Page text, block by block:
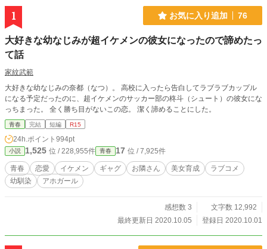
1 お気に入り追加 76
大好きな幼なじみが超イケメンの彼女になったので諦めたっ
て話
家紋武範
大好きな幼なじみの奈都（なつ）。 高校に入ったら告白してラブラブカップル
になる予定だったのに、超イケメンのサッカー部の柊斗（シュート）の彼女にな
っちまった。 全く勝ち目がないこの恋。 潔く諦めることにした。
青春 完結 短編 R15
24h.ポイント 994pt
小説 1,525 位 / 228,955件 青春 17 位 / 7,925件
青春 恋愛 イケメン ギャグ お隣さん 美女育成
ラブコメ
幼馴染
アホガール
感想数 3
文字数 12,992
最終更新日 2020.10.05
登録日 2020.10.01